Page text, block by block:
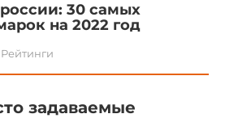
30 самых
на 2022 год
Рейтинги
задаваемые